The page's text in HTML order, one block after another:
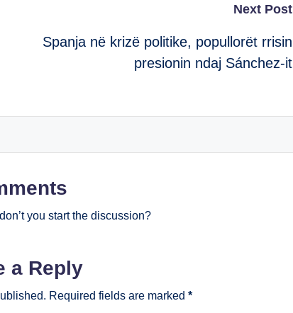
Next Post
Spanja në krizë politike, popullorët rrisin
presionin ndaj Sánchez-it
you start the discussion?
a Reply
Required fields are marked *